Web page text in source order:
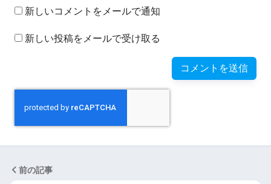
新しいコメントをメールで通知
新しい投稿をメールで受け取る
前の記事